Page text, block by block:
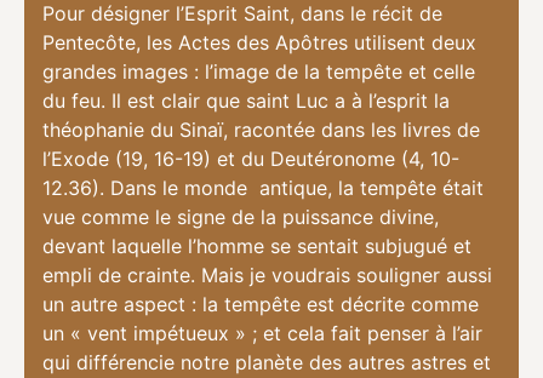
Pour désigner l’Esprit Saint, dans le récit de
Pentecôte, les Actes des Apôtres utilisent deux
grandes images : l’image de la tempête et celle
du feu. Il est clair que saint Luc a à l’esprit la
théophanie du Sinaï, racontée dans les livres de
l’Exode (19, 16-19) et du Deutéronome (4, 10-
12.36). Dans le monde antique, la tempête était
vue comme le signe de la puissance divine,
devant laquelle l’homme se sentait subjugué et
empli de crainte. Mais je voudrais souligner aussi
un autre aspect : la tempête est décrite comme
un « vent impétueux » ; et cela fait penser à l’air
qui différencie notre planète des autres astres et